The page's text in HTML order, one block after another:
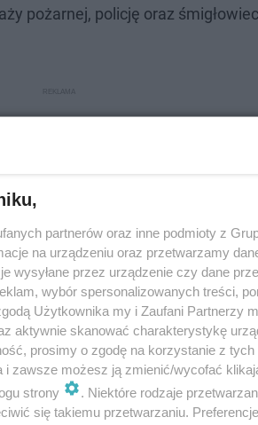
pożarnej, policję oraz
zablokowana, ze
przyczyny i okoliczności
partnerów oraz inne podmioty z
na urządzeniu oraz przetwarzamy
wysyłane przez urządzenie czy dane
wybór spersonalizowanych treści,
Użytkownika my i Zaufani Partnerzy
aktywnie skanować charakterystykę
prosimy o zgodę na korzystanie z tych
i zawsze możesz ją zmienić/wycofać
strony
. Niektóre rodzaje
się takiemu przetwarzaniu.